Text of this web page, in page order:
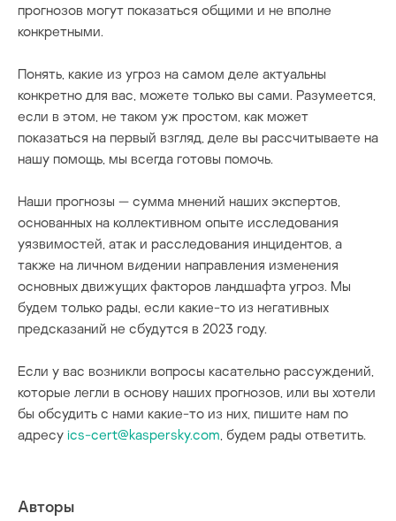
прогнозов могут показаться общими и не вполне
конкретными.
Понять, какие из угроз на самом деле актуальны
конкретно для вас, можете только вы сами. Разумеется,
если в этом, не таком уж простом, как может
показаться на первый взгляд, деле вы рассчитываете на
нашу помощь, мы всегда готовы помочь.
Наши прогнозы — сумма мнений наших экспертов,
основанных на коллективном опыте исследования
уязвимостей, атак и расследования инцидентов, а
также на личном видении направления изменения
основных движущих факторов ландшафта угроз. Мы
будем только рады, если какие-то из негативных
предсказаний не сбудутся в 2023 году.
Если у вас возникли вопросы касательно рассуждений,
которые легли в основу наших прогнозов, или вы хотели
бы обсудить с нами какие-то из них, пишите нам по
адресу ics-cert@kaspersky.com, будем рады ответить.
Авторы